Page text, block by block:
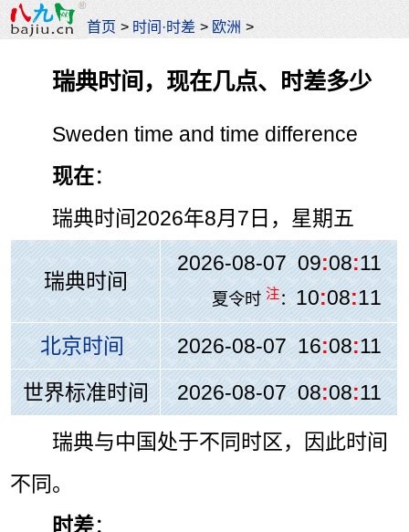
首页 > 时间·时差 > 欧洲 >
瑞典时间，现在几点、时差多少
Sweden time and time difference
现在：
瑞典时间2026年8月7日，星期五
瑞典时间
2026-08-07 09:08:11
夏令时 注： 10:08:11
北京时间 2026-08-07 16:08:11
世界标准时间
2026-08-07 08:08:11
瑞典与中国处于不同时区，因此时间
不同。
时差：